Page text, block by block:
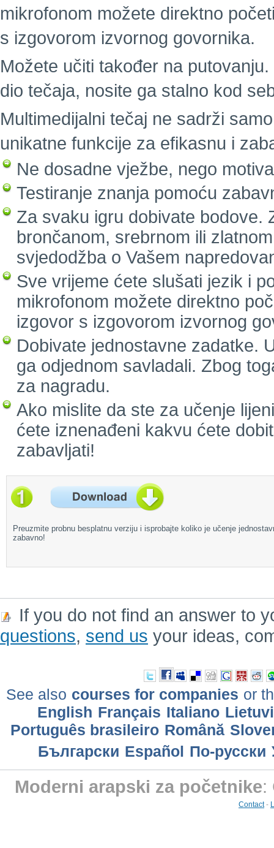
mikrofonom možete direktno
s izgovorom izvornog govornika.
Možete učiti također na
dio tečaja, nosite ga stalno kod
Multimedijalni tečaj ne sadrži
unikatne funkcije za efikasnu i
Ne dosadne vježbe, nego
Testiranje znanja pomoću
Za svaku igru dobivate bodove.
brončanom, srebrnom ili
svjedodžba o Vašem
Sve vrijeme ćete slušati jezik i
mikrofonom možete direktno
izgovor s izgovorom izvornog
Dobivate jednostavne zadatke.
ga odjednom savladali. Zbog
za nagradu.
Ako mislite da ste za učenje
ćete iznenađeni kakvu ćete
zabavljati!
Preuzmite probnu besplatnu verziju i isprobajte koliko je učenje
zabavno!
If you do not find an answer to
questions, send us your ideas,
See also courses for companies or
English Français Italiano
Português brasileiro Română
Български Еspañol По-русски
Moderni arapski za početnike:
Contact-